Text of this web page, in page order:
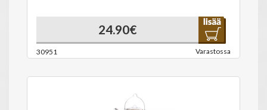
24.90€
30951 Varastossa